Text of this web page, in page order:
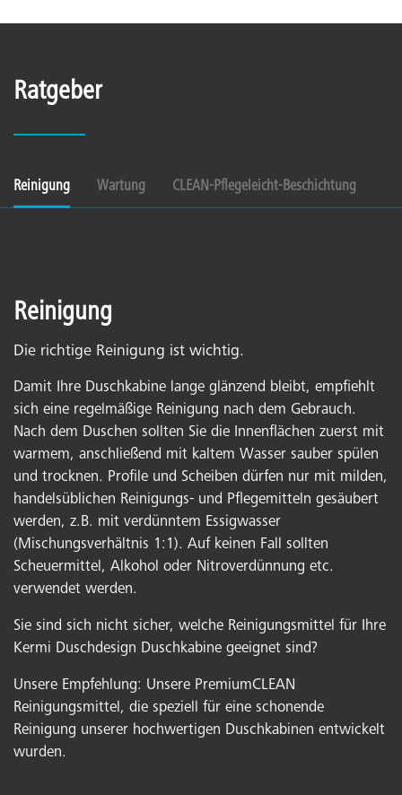
Ratgeber
Reinigung Wartung CLEAN-Pflegeleicht-Beschichtung
Reinigung
Die richtige Reinigung ist wichtig.
Damit Ihre Duschkabine lange glänzend bleibt, empfiehlt
sich eine regelmäßige Reinigung nach dem Gebrauch.
Nach dem Duschen sollten Sie die Innenflächen zuerst mit
warmem, anschließend mit kaltem Wasser sauber spülen
und trocknen. Profile und Scheiben dürfen nur mit milden,
handelsüblichen Reinigungs- und Pflegemitteln gesäubert
werden, z.B. mit verdünntem Essigwasser
(Mischungsverhältnis 1:1). Auf keinen Fall sollten
Scheuermittel, Alkohol oder Nitroverdünnung etc.
verwendet werden.
Sie sind sich nicht sicher, welche Reinigungsmittel für Ihre
Kermi Duschdesign Duschkabine geeignet sind?
Unsere Empfehlung: Unsere PremiumCLEAN
Reinigungsmittel, die speziell für eine schonende
Reinigung unserer hochwertigen Duschkabinen entwickelt
wurden.